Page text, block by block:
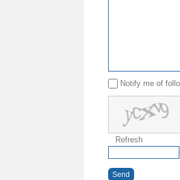
Notify me of
Refresh
Send